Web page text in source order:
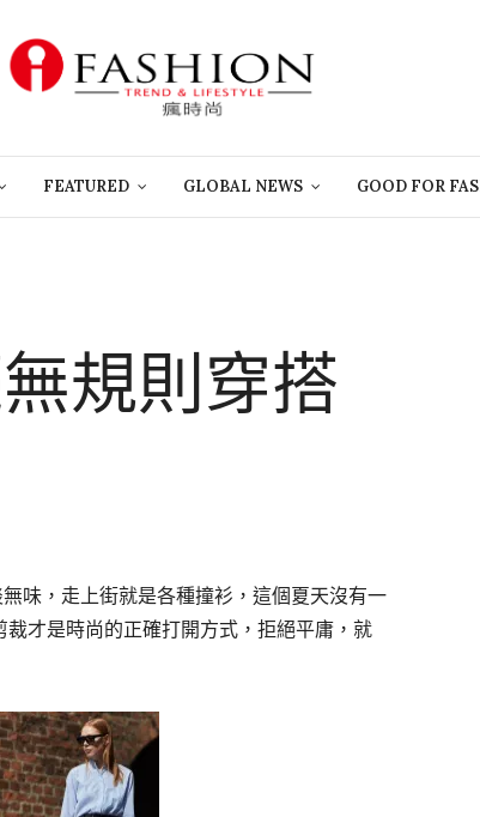
FEATURED GLOBAL NEWS GOOD FOR
規則穿搭
味，走上街就是各種撞衫，這個夏天沒有一
才是時尚的正確打開方式，拒絕平庸，就